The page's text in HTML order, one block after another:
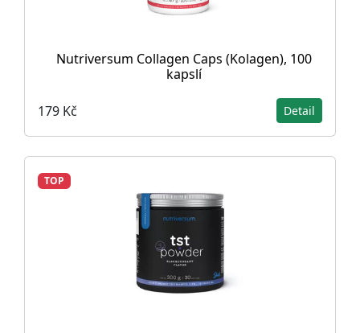
Nutriversum Collagen Caps (Kolagen), 100
kapslí
179 Kč Detail
TOP